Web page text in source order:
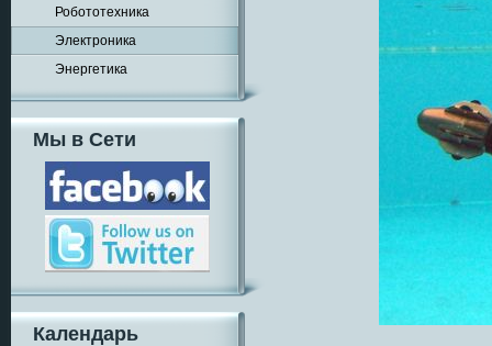
Робототехника
Электроника
Энергетика
Мы в Сети
Календарь